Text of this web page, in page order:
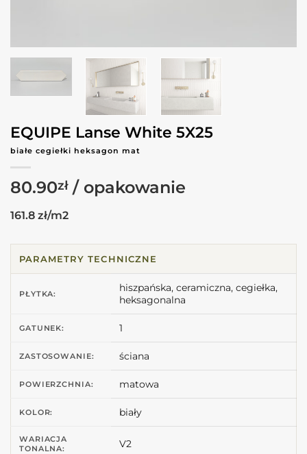
EQUIPE Lanse White 5X25
białe cegiełki heksagon mat
80.90zł
161.8 zł/m2
PARAMETRY TECHNICZNE
PŁYTKA:
hiszpańska, ceramiczna, cegiełka,
heksagonalna
GATUNEK: 1
ZASTOSOWANIE: ściana
POWIERZCHNIA: matowa
KOLOR: biały
WARIACJA
TONALNA:
V2